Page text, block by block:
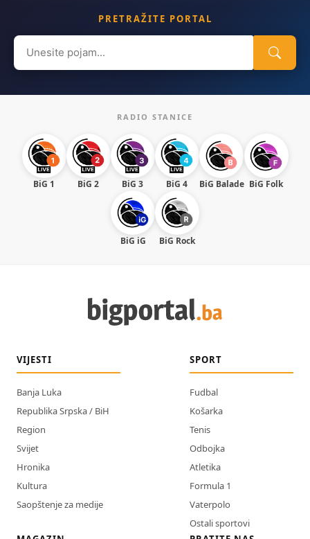
PRETRAŽITE PORTAL
Search
for:
RADIO STANICE
BiG 1 BiG 2 BiG 3 BiG 4 BiG Balade BiG Folk
BiG iG BiG Rock
VIJESTI
Banja Luka
Republika Srpska / BiH
Region
Svijet
Hronika
Kultura
Saopštenje za medije
SPORT
Fudbal
Košarka
Tenis
Odbojka
Atletika
Formula 1
Vaterpolo
Ostali sportovi